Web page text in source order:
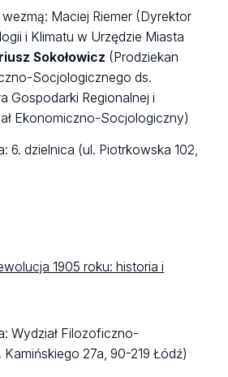
wezmą: Maciej Riemer (Dyrektor
i Klimatu w Urzędzie Miasta
Sokołowicz (Prodziekan
Socjologicznego ds.
Gospodarki Regionalnej i
Ekonomiczno-Socjologiczny)
6. dzielnica (ul. Piotrkowska 102,
1905 roku: historia i
Wydział Filozoficzno-
27a, 90-219 Łódź)